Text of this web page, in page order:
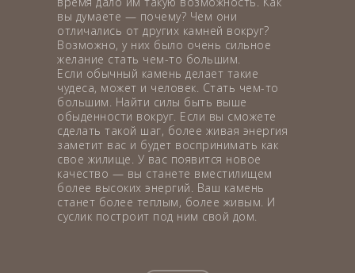
вы думаете — почему? Чем они
отличались от других камней вокруг?
Возможно, у них было очень сильное
желание стать чем-то большим.
Если обычный камень делает такие
чудеса, может и человек. Стать чем-то
большим. Найти силы быть выше
обыденности вокруг. Если вы сможете
сделать такой шаг, более живая энергия
заметит вас и будет воспринимать как
свое жилище. У вас появится новое
качество — вы станете вместилищем
более высоких энергий. Ваш камень
станет более теплым, более живым. И
суслик построит под ним свой дом.